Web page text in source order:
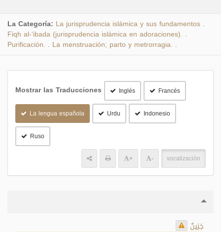
La Categoría: La jurisprudencia islámica y sus fundamentos
Fiqh al-‘ibada (jurisprudencia islámica en adoraciones).
Purificación. La menstruación; parto y metrorragia.
Mostrar las Traducciones Inglés Francés
La lengua española Urdu Indonesio
Ruso
+ - vocalización
جَنِينٌ